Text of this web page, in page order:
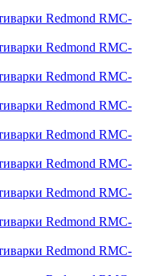
Redmond RMC-
Redmond RMC-
Redmond RMC-
Redmond RMC-
Redmond RMC-
Redmond RMC-
Redmond RMC-
Redmond RMC-
Redmond RMC-